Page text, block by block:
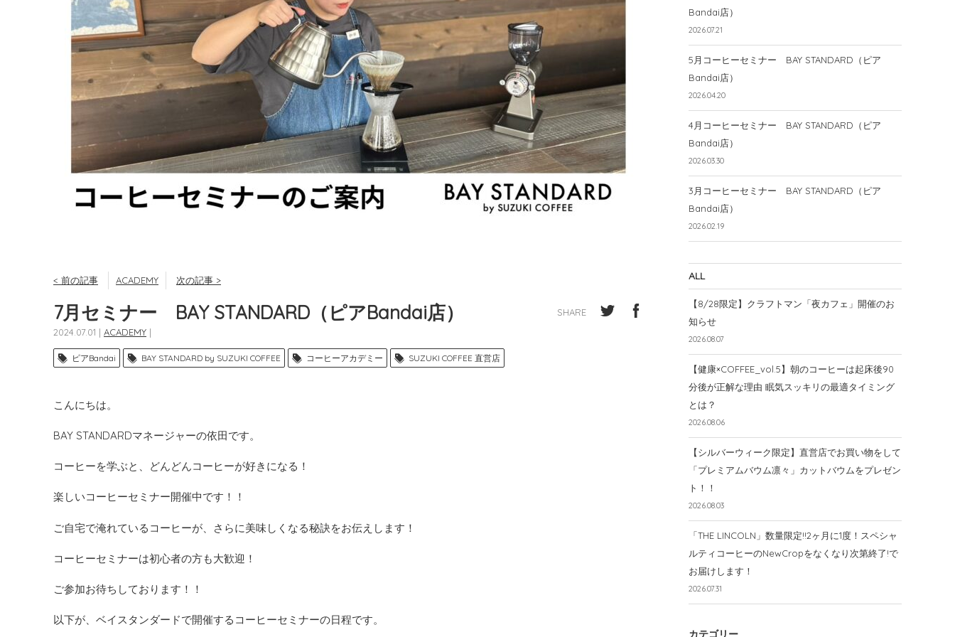
< 前の記事 ACADEMY 次の記事 >
7月セミナー BAY STANDARD（ピアBandai店）
2024.07.01 | ACADEMY |
SHARE
ピアBandai BAY STANDARD by SUZUKI COFFEE コーヒーアカデミー SUZUKI COFFEE 直営店
こんにちは。
BAY STANDARDマネージャーの依田です。
コーヒーを学ぶと、どんどんコーヒーが好きになる！
楽しいコーヒーセミナー開催中です！！
ご自宅で淹れているコーヒーが、さらに美味しくなる秘訣をお伝えします！
コーヒーセミナーは初心者の方も大歓迎！
ご参加お待ちしております！！
以下が、ベイスタンダードで開催するコーヒーセミナーの日程です。
Bandai店）
2026.07.21
5月コーヒーセミナー BAY STANDARD（ピア
Bandai店）
2026.04.20
4月コーヒーセミナー BAY STANDARD（ピア
Bandai店）
2026.03.30
3月コーヒーセミナー BAY STANDARD（ピア
Bandai店）
2026.02.19
ALL
【8/28限定】クラフトマン「夜カフェ」開催のお
知らせ
2026.08.07
【健康×COFFEE_vol.5】朝のコーヒーは起床後90
分後が正解な理由 眠気スッキリの最適タイミング
とは？
2026.08.06
【シルバーウィーク限定】直営店でお買い物をして
「プレミアムバウム凛々」カットバウムをプレゼン
ト！！
2026.08.03
「THE LINCOLN」数量限定!!2ヶ月に1度！スペシャ
ルティコーヒーのNewCropをなくなり次第終了!で
お届けします！
2026.07.31
カテゴリー